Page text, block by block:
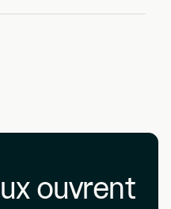
ouvrent